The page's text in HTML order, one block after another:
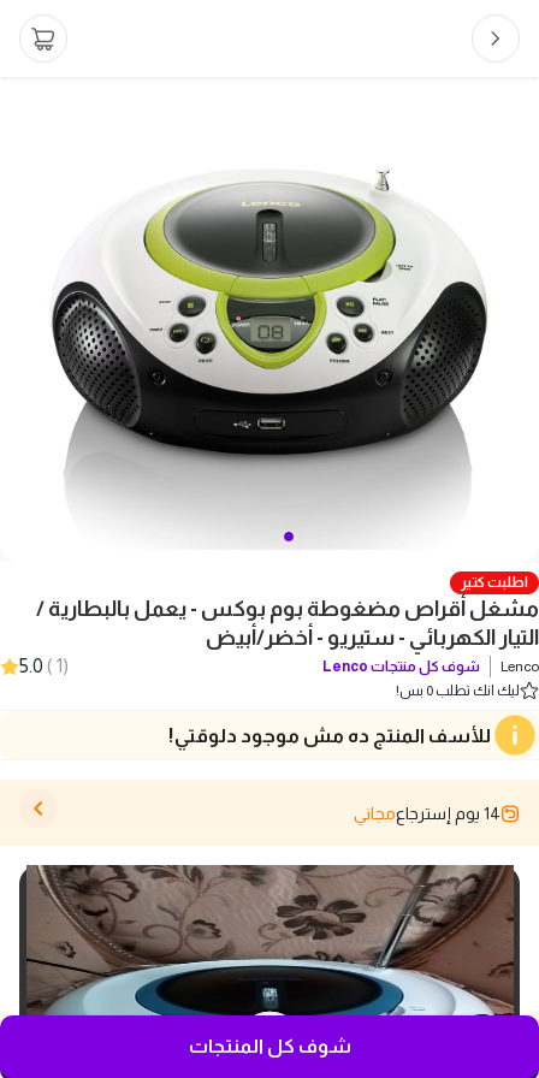
اطلبت كتير
مشغل أقراص مضغوطة بوم بوكس - يعمل بالبطارية /
التيار الكهربائي - ستيريو - أخضر/أبيض
Lenco شوف كل منتجات Lenco
(
1
)
5.0
ليك انك تطلب 0 بس!
للأسف المنتج ده مش موجود دلوقتي!
14 يوم إسترجاع مجاني
شوف كل المنتجات